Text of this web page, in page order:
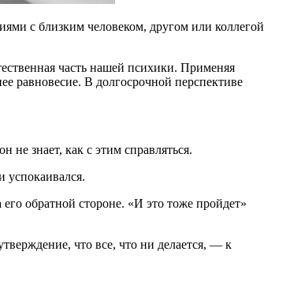
с близким человеком, другом или коллегой
часть нашей психики. Применяя
равновесие. В долгосрочной перспективе
знает, как с этим справляться.
успокаивался.
обратной стороне. «И это тоже пройдет»
что все, что ни делается, — к